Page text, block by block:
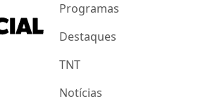
Programas
Destaques
TNT
Notícias